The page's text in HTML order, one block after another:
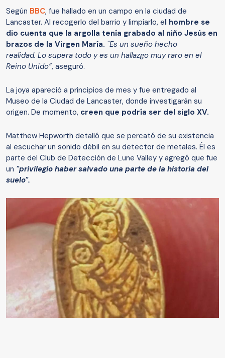
Según BBC, fue hallado en un campo en la ciudad de
Lancaster. Al recogerlo del barrio y limpiarlo, el hombre se
dio cuenta que la argolla tenía grabado al niño Jesús en
brazos de la Virgen María. "Es un sueño hecho
realidad. Lo supera todo y es un hallazgo muy raro en el
Reino Unido”, aseguró.
La joya apareció a principios de mes y fue entregado al
Museo de la Ciudad de Lancaster, donde investigarán su
origen. De momento, creen que podría ser del siglo XV.
Matthew Hepworth detalló que se percató de su existencia
al escuchar un sonido débil en su detector de metales. Él es
parte del Club de Detección de Lune Valley y agregó que fue
un "privilegio haber salvado una parte de la historia del
suelo".